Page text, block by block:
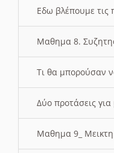
Εδω βλέπουμε
Μαθημα 8.
Τι θα μπορούσαν
Δύο προτάσεις
Μαθημα 9_